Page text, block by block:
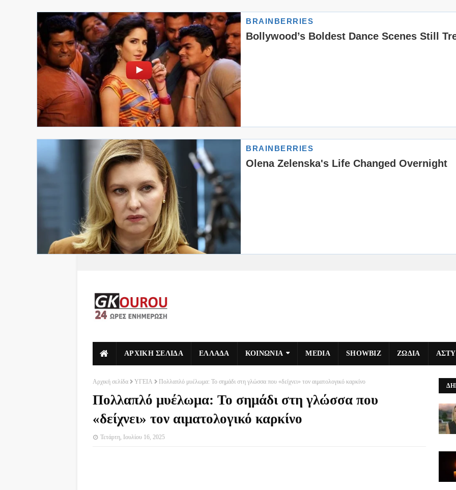
ΑΡΧΙΚΗ ΣΕΛΙΔΑ ΕΛΛΑΔΑ ΚΟΙΝΩΝΙΑ MEDIA SHOWBIZ ΖΩΔΙΑ
Αρχική σελίδα ΥΓΕΙΑ Πολλαπλό μυέλωμα: Το σημάδι στη γλώσσα που «δείχνει» τον αιματολογικό καρκίνο
Πολλαπλό μυέλωμα: Το σημάδι στη γλώσσα που
«δείχνει» τον αιματολογικό καρκίνο
Τετάρτη, Ιουλίου 16, 2025